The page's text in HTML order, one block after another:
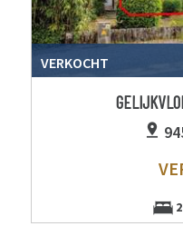
VERKOCHT
2